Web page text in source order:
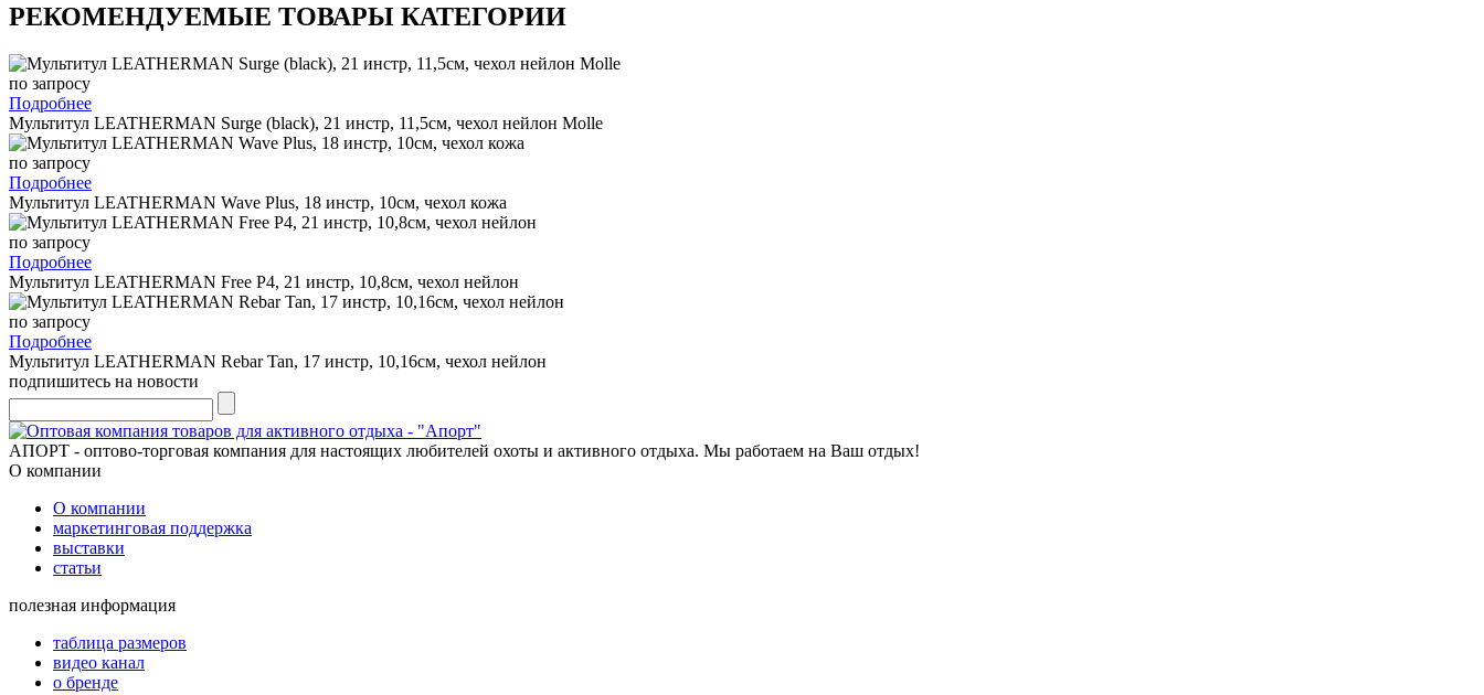
РЕКОМЕНДУЕМЫЕ ТОВАРЫ КАТЕГОРИИ
по запросу
Подробнее
Мультитул LEATHERMAN Surge (black), 21 инстр, 11,5см, чехол нейлон Molle
по запросу
Подробнее
Мультитул LEATHERMAN Wave Plus, 18 инстр, 10см, чехол кожа
по запросу
Подробнее
Мультитул LEATHERMAN Free P4, 21 инстр, 10,8см, чехол нейлон
по запросу
Подробнее
Мультитул LEATHERMAN Rebar Tan, 17 инстр, 10,16см, чехол нейлон
подпишитесь на новости
АПОРТ - оптово-торговая компания для настоящих любителей охоты и активного отдыха. Мы работаем на Ваш отдых!
О компании
О компании
маркетинговая поддержка
выставки
статьи
полезная информация
таблица размеров
видео канал
о бренде